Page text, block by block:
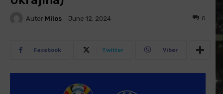
Autor Milos June 12, 2024 0
Facebook Twitter Viber